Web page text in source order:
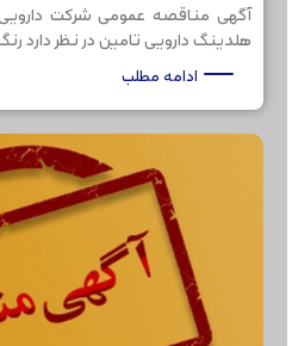
آگهی مناقصه عمومی شرکت دارویی
هلدینگ دارویی تامین در نظر دارد رنگ
ادامه مطلب